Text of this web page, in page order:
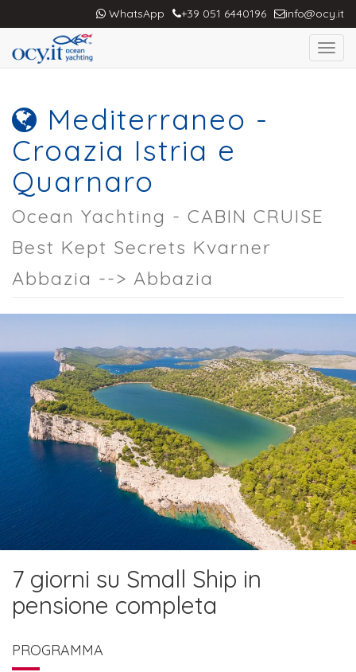
WhatsApp +39 051 6440196 info@ocy.it
Mediterraneo -
Croazia Istria e
Quarnaro
Ocean Yachting - CABIN CRUISE
Best Kept Secrets Kvarner
Abbazia --> Abbazia
7 giorni su Small Ship in
pensione completa
PROGRAMMA